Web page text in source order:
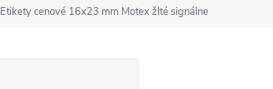
Etikety cenové 16x23 mm Motex žlté signálne